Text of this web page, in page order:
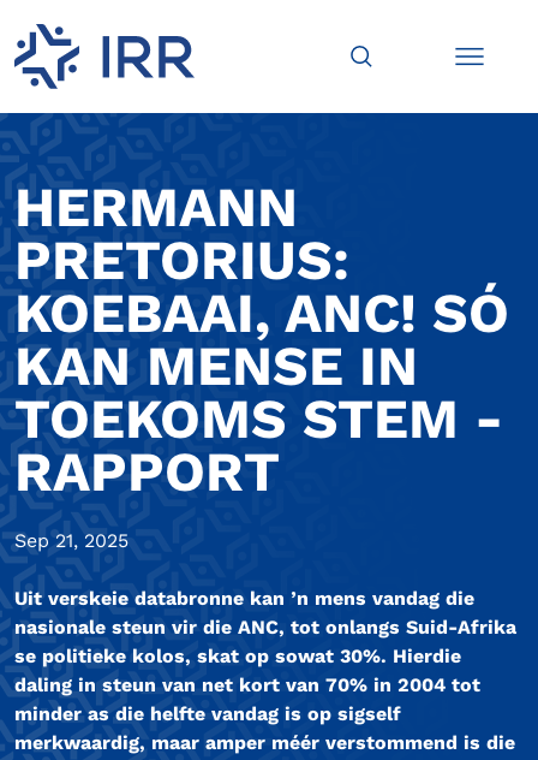
HERMANN
PRETORIUS:
KOEBAAI, ANC! SÓ
KAN MENSE IN
TOEKOMS STEM -
RAPPORT
Sep 21, 2025
Uit verskeie databronne kan ’n mens vandag die
nasionale steun vir die ANC, tot onlangs Suid-Afrika
se politieke kolos, skat op sowat 30%. Hierdie
daling in steun van net kort van 70% in 2004 tot
minder as die helfte vandag is op sigself
merkwaardig, maar amper méér verstommend is die